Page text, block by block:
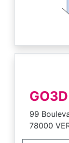
GO3D
99
78000